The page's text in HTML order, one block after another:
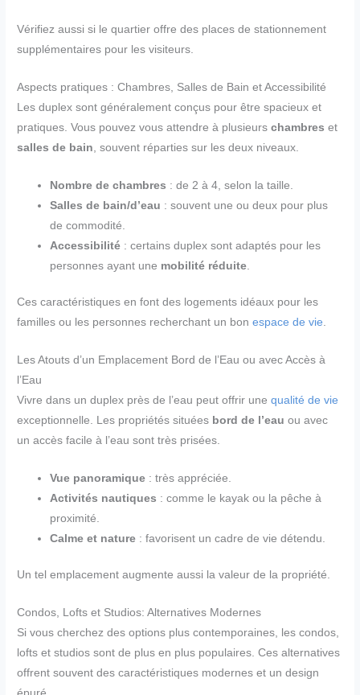
Vérifiez aussi si le quartier offre des places de stationnement
supplémentaires pour les visiteurs.
Aspects pratiques : Chambres, Salles de Bain et Accessibilité
Les duplex sont généralement conçus pour être spacieux et
pratiques. Vous pouvez vous attendre à plusieurschambres et
salles de bain , souvent réparties sur les deux niveaux.
Nombre de chambres : de 2 à 4, selon la taille.
Salles de bain/d’eau : souvent une ou deux pour plus
de commodité.
Accessibilité : certains duplex sont adaptés pour les
personnes ayant une mobilité réduite
Ces caractéristiques en font des logements idéaux pour les
familles ou les personnes recherchant un bonespace de vie.
Les Atouts d’un Emplacement Bord de l’Eau ou avec Accès à
l’Eau
Vivre dans un duplex près de l’eau peut offrir unequalité de vie
exceptionnelle. Les propriétés situées bord de l’eau ou avec
un accès facile à l’eau sont très prisées.
Vue panoramique : très appréciée.
Activités nautiques : comme le kayak ou la pêche à
proximité.
Calme et nature : favorisent un cadre de vie détendu.
Un tel emplacement augmente aussi la valeur de la propriété.
Condos, Lofts et Studios: Alternatives Modernes
Si vous cherchez des options plus contemporaines, les condos,
lofts et studios sont de plus en plus populaires. Ces alternatives
offrent souvent des caractéristiques modernes et un design